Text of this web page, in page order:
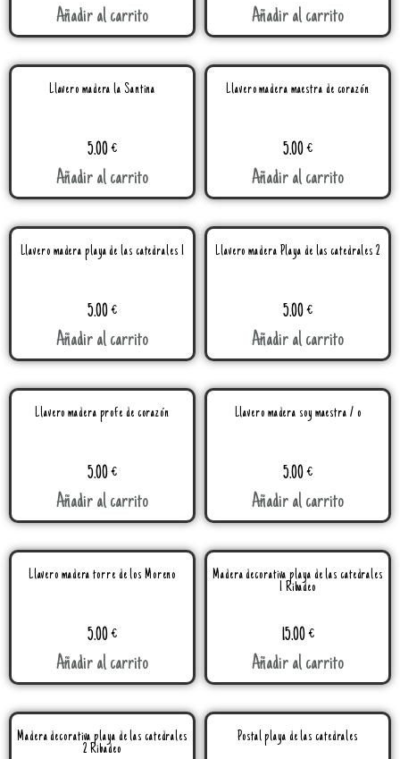
Añadir al carrito Añadir al carrito
Llavero madera la Santina
5.00€
Añadir al carrito
Llavero madera maestra de corazón
5.00€
Añadir al carrito
Llavero madera playa de las catedrales 1
5.00€
Añadir al carrito
Llavero madera Playa de las catedrales 2
5.00€
Añadir al carrito
Llavero madera profe de corazón
5.00€
Añadir al carrito
Llavero madera soy maestra / o
5.00€
Añadir al carrito
Llavero madera torre de los Moreno
5.00€
Añadir al carrito
Madera decorativa playa de las catedrales
1 Ribadeo
15.00€
Añadir al carrito
Madera decorativa playa de las catedrales
2 Ribadeo
Postal playa de las catedrales